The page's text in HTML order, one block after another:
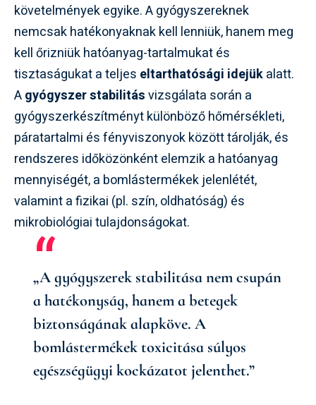
követelmények egyike. A gyógyszereknek
nemcsak hatékonyaknak kell lenniük, hanem meg
kell őrizniük hatóanyag-tartalmukat és
tisztaságukat a teljes eltarthatósági idejükalatt.
Agyógyszer stabilitásvizsgálata során a
gyógyszerkészítményt különböző hőmérsékleti,
páratartalmi és fényviszonyok között tárolják, és
rendszeres időközönként elemzik a hatóanyag
mennyiségét, a bomlástermékek jelenlétét,
valamint a fizikai (pl. szín, oldhatóság) és
mikrobiológiai tulajdonságokat.
„A gyógyszerek stabilitása nem csupán
a hatékonyság, hanem a betegek
biztonságának alapköve. A
bomlástermékek toxicitása súlyos
egészségügyi kockázatot jelenthet.”